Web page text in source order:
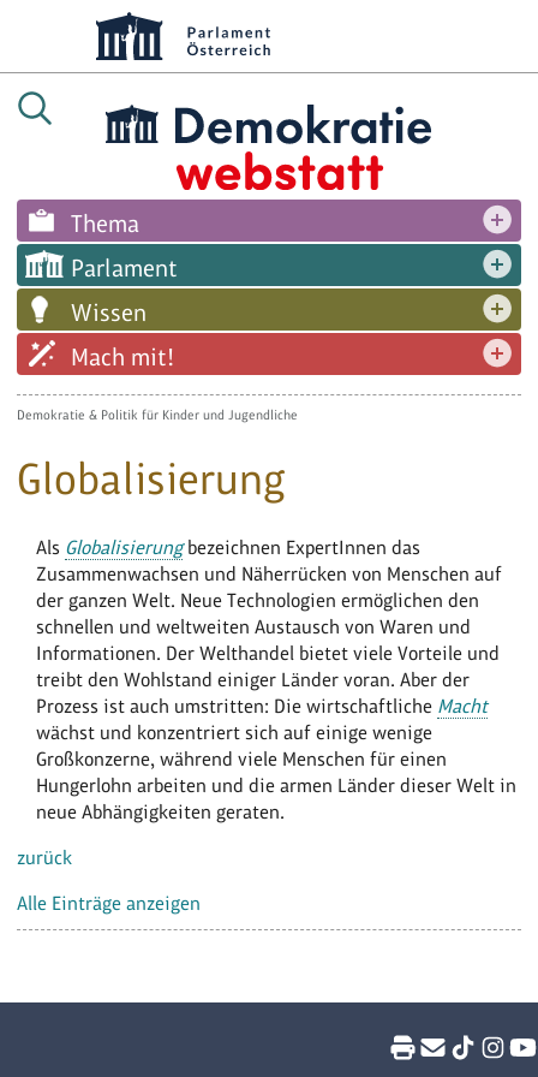
Thema
Parlament
Wissen
Mach mit!
Demokratie & Politik für Kinder und Jugendliche
Globalisierung
Als Globalisierungbezeichnen ExpertInnen das
Zusammenwachsen und Näherrücken von Menschen auf
der ganzen Welt. Neue Technologien ermöglichen den
schnellen und weltweiten Austausch von Waren und
Informationen. Der Welthandel bietet viele Vorteile und
treibt den Wohlstand einiger Länder voran. Aber der
Prozess ist auch umstritten: Die wirtschaftliche Macht
wächst und konzentriert sich auf einige wenige
Großkonzerne, während viele Menschen für einen
Hungerlohn arbeiten und die armen Länder dieser Welt in
neue Abhängigkeiten geraten.
zurück
Alle Einträge anzeigen